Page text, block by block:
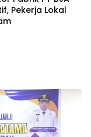
Pekerja Lokal